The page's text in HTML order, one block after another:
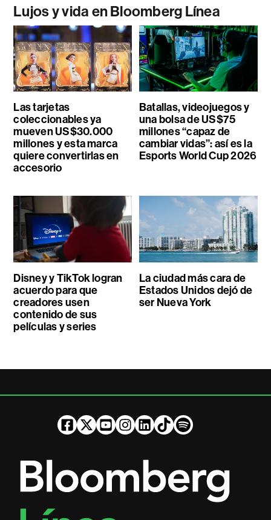
Lujos y vida en Bloomberg Línea
Las tarjetas
coleccionables ya
mueven US$30.000
millones y esta marca
quiere convertirlas en
accesorio
Batallas, videojuegos y
una bolsa de US$75
millones “capaz de
cambiar vidas”: así es la
Esports World Cup 2026
Disney y TikTok logran
acuerdo para que
creadores usen
contenido de sus
películas y series
La ciudad más cara de
Estados Unidos dejó de
ser Nueva York